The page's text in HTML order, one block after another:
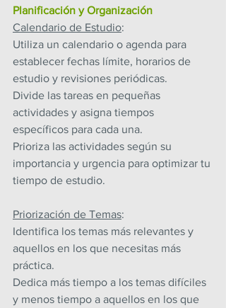
Planificación y Organización
Calendario de Estudio:
Utiliza un calendario o agenda para
establecer fechas límite, horarios de
estudio y revisiones periódicas.
Divide las tareas en pequeñas
actividades y asigna tiempos
específicos para cada una.
Prioriza las actividades según su
importancia y urgencia para optimizar tu
tiempo de estudio.
Priorización de Temas:
Identifica los temas más relevantes y
aquellos en los que necesitas más
práctica.
Dedica más tiempo a los temas difíciles
y menos tiempo a aquellos en los que